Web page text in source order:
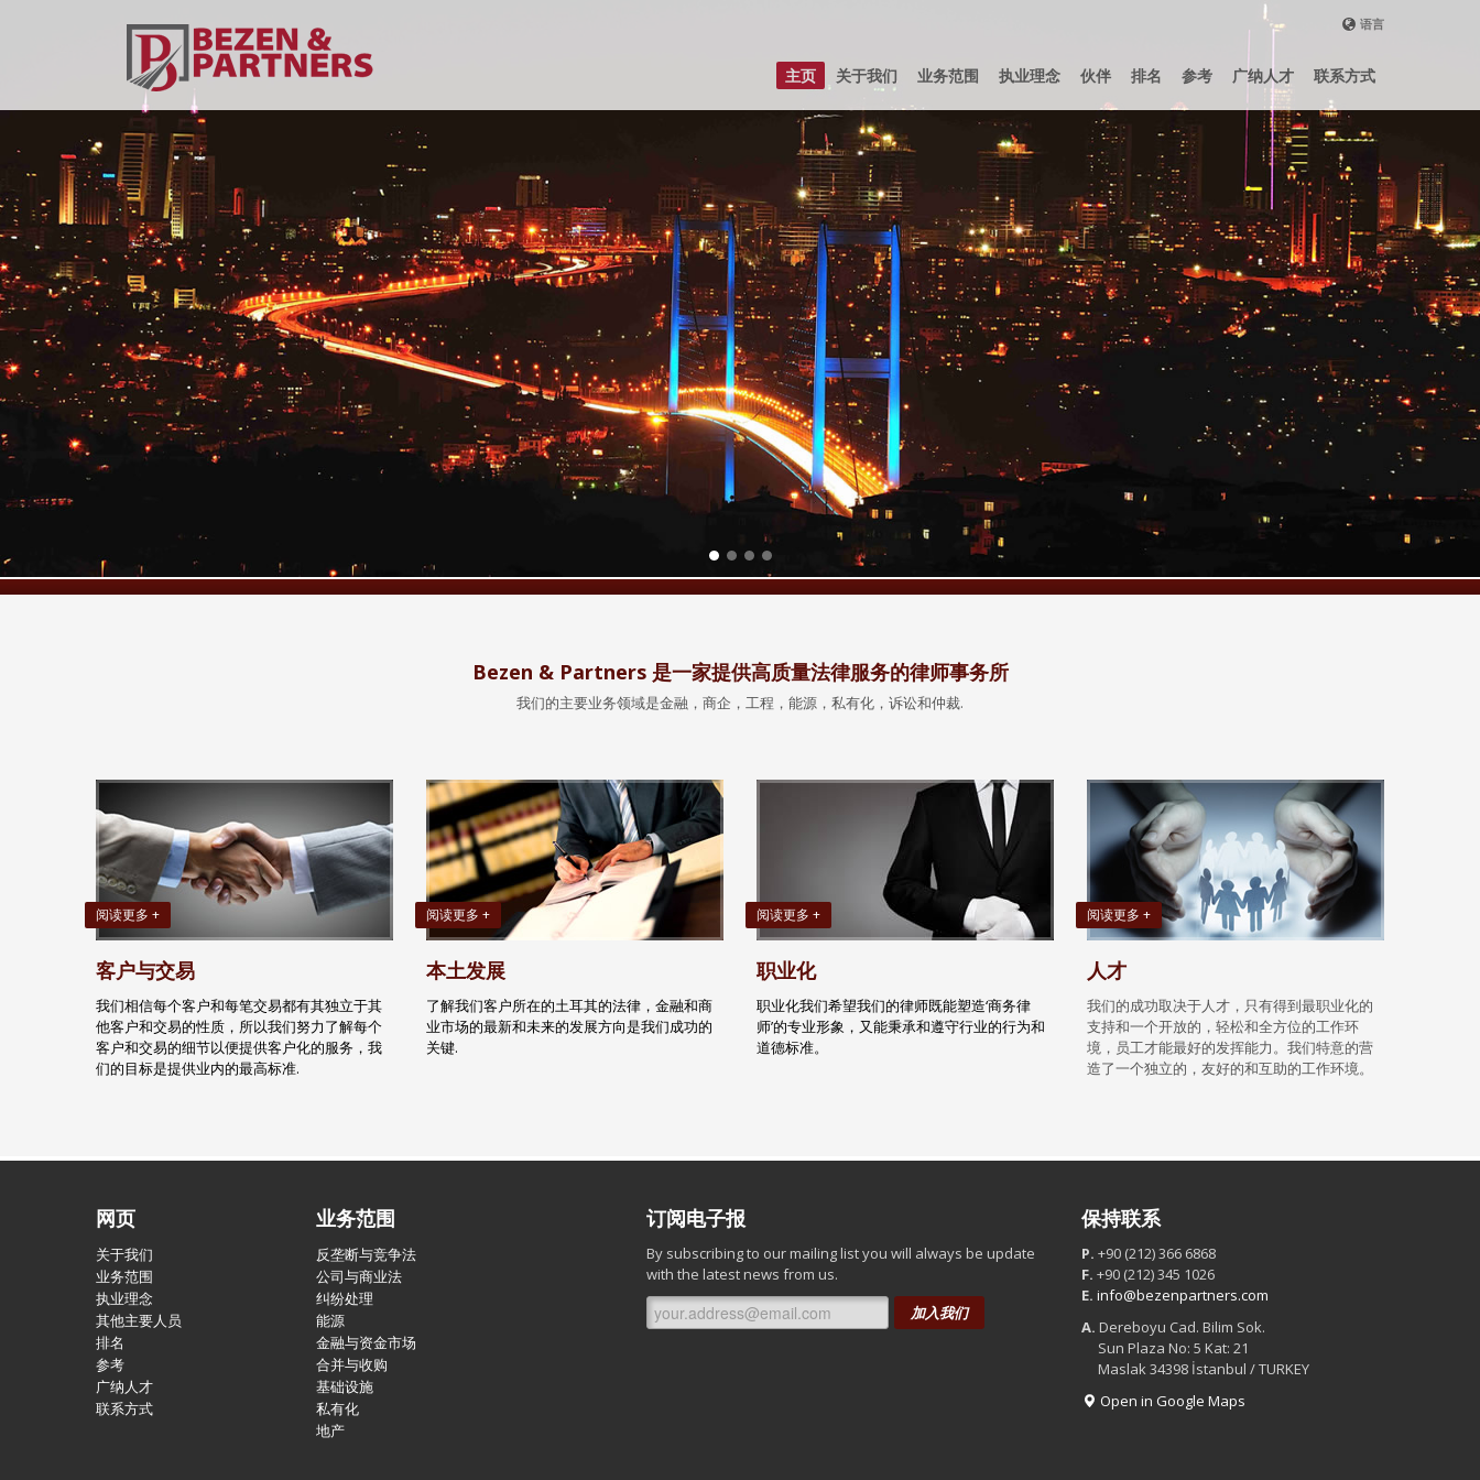
语言
DEUTSCH
РУССКИЙ
TÜRKÇE
主页 关于我们 业务范围 执业理念 伙伴 排名 参考 广纳人才 联系方式
Bezen & Partners 是一家提供高质量法律服务的律师事务所
我们的主要业务领域是金融，商企，工程，能源，私有化，诉讼和仲裁.
阅读更多 +
客户与交易
我们相信每个客户和每笔交易都有其独立于其
他客户和交易的性质，所以我们努力了解每个
客户和交易的细节以便提供客户化的服务，我
们的目标是提供业内的最高标准.
阅读更多 +
本土发展
了解我们客户所在的土耳其的法律，金融和商
业市场的最新和未来的发展方向是我们成功的
关键.
阅读更多 +
职业化
职业化我们希望我们的律师既能塑造‘商务律
师’的专业形象，又能秉承和遵守行业的行为和
道德标准。
阅读更多 +
人才
我们的成功取决于人才，只有得到最职业化的
支持和一个开放的，轻松和全方位的工作环
境，员工才能最好的发挥能力。我们特意的营
造了一个独立的，友好的和互助的工作环境。
网页
关于我们
业务范围
执业理念
其他主要人员
排名
参考
广纳人才
联系方式
业务范围
反垄断与竞争法
公司与商业法
纠纷处理
能源
金融与资金市场
合并与收购
基础设施
私有化
地产
订阅电子报
By subscribing to our mailing list you will always be update
with the latest news from us.
加入我们
保持联系
P. +90 (212) 366 6868
F. +90 (212) 345 1026
E. info@bezenpartners.com
A. Dereboyu Cad. Bilim Sok.
Sun Plaza No: 5 Kat: 21
Maslak 34398 İstanbul / TURKEY
Open in Google Maps